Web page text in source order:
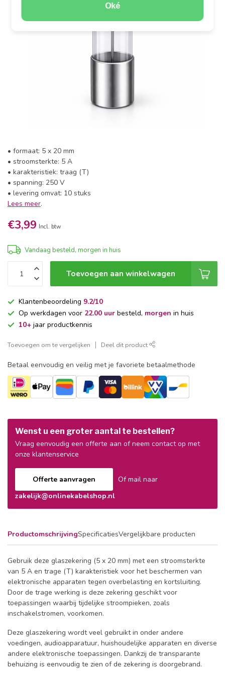
Oké
• formaat: 5 x 20 mm
• stroomsterkte: 5 A
• karakteristiek: traag (T)
• spanning: 250 V
• levering omvat: 10 stuks
Lees meer.
€3,99 Incl. btw
Vandaag besteld, morgen in huis
Toevoegen aan winkelwagen
Klantenbeoordeling 9.2/10
Op werkdagen voor 22.00 uur besteld, morgen in huis
10+ jaar productkennis
Toevoegen om te vergelijken Deel dit product
Betaal eenvoudig en veilig met je favoriete betaalmethode
Wenst u een groter aantal te bestellen?
Vraag eenvoudig een offerte aan of neem contact op met
onze klantenservice
Offerte aanvragen
Of mail naar
zakelijk@onlinekabelshop.nl
ProductomschrijvingSpecificatiesVergelijkbare producten
Gebruik deze glaszekering (5 x 20 mm) met een stroomsterkte
van 5 A en trage (T) karakteristiek voor het beschermen van
elektronische apparaten tegen overbelasting en kortsluiting.
Door de trage werking is deze zekering geschikt voor
toepassingen waarbij tijdelijke stroompieken, zoals
inschakelstromen, voorkomen.
Deze glaszekering wordt veel gebruikt in onder andere
voedingen, audioapparatuur, huishoudelijke apparaten en diverse
andere elektronische toepassingen. Dankzij de transparante
behuizing is eenvoudig te zien of de zekering is doorgebrand.